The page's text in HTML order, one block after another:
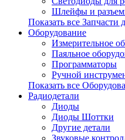
Шлейфы и
Показать все Запчасти
Оборудование
Измерительное
Паяльное
Программаторы
Ручной
Показать все
Радиодетали
Диоды
Диоды Шоттки
Другие детали
Звуковые